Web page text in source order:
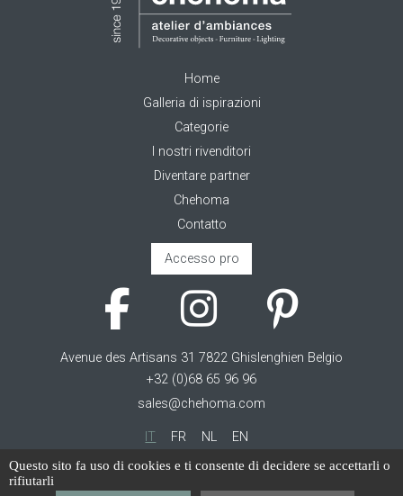
Home
Galleria di ispirazioni
Categorie
I nostri rivenditori
Diventare partner
Chehoma
Contatto
Accesso pro
Avenue des Artisans 31 7822 Ghislenghien Belgio
+32 (0)68 65 96 96
sales@chehoma.com
IT FR NL EN
Cookie management
Questo sito fa uso di cookies e ti consente di decidere se accettarli o
rifiutarli